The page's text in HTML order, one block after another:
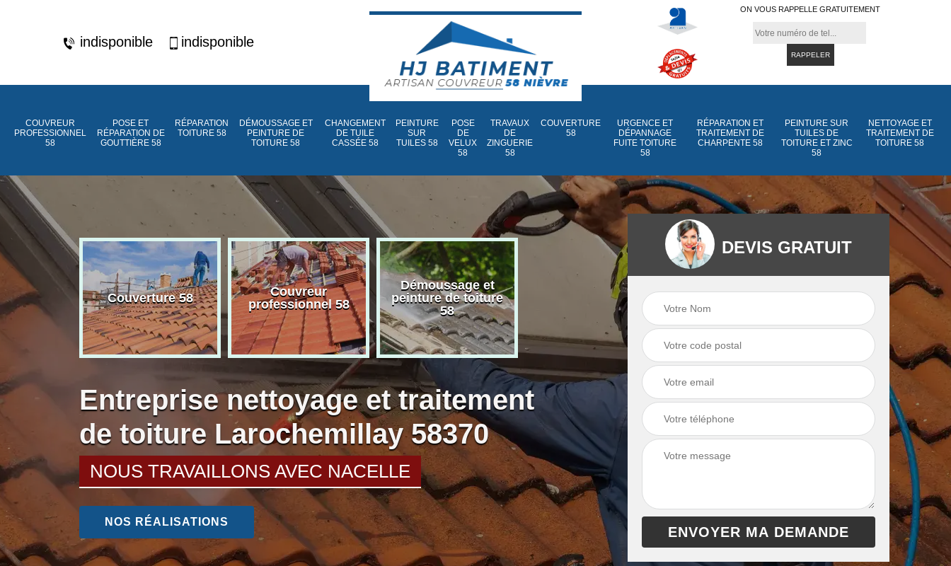
indisponible indisponible
ON VOUS RAPPELLE GRATUITEMENT
COUVREUR
PROFESSIONNEL
58
POSE ET
RÉPARATION DE
GOUTTIÈRE 58
RÉPARATION
TOITURE 58
DÉMOUSSAGE ET
PEINTURE DE
TOITURE 58
CHANGEMENT
DE TUILE
CASSÉE 58
PEINTURE
SUR
TUILES 58
POSE
DE
VELUX
58
TRAVAUX
DE
ZINGUERIE
58
COUVERTURE
58
URGENCE ET
DÉPANNAGE
FUITE TOITURE
58
RÉPARATION ET
TRAITEMENT DE
CHARPENTE 58
PEINTURE SUR
TUILES DE
TOITURE ET ZINC
58
NETTOYAGE ET
TRAITEMENT DE
TOITURE 58
de
58
Couverture 58
Couvreur
professionnel 58
Démoussage et
peinture de toiture
58
Nettoyage et
traitement de
toiture 58
Peinture sur tuiles
Peinture sur tuiles
de toiture et zinc
Entreprise nettoyage et traitement
de toiture Larochemillay 58370
NOUS TRAVAILLONS AVEC NACELLE
NOS RÉALISATIONS
DEVIS GRATUIT